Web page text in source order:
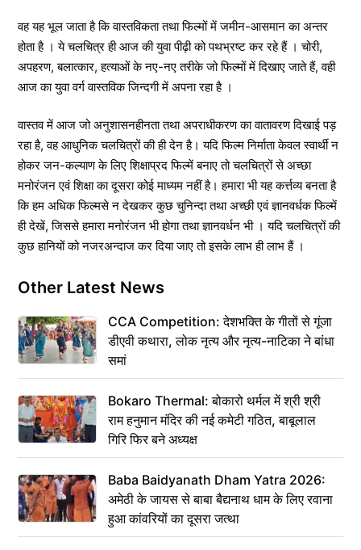
वह यह भूल जाता है कि वास्तविकता तथा फिल्मों में जमीन-आसमान का अन्तर
होता है । ये चलचित्र ही आज की युवा पीढ़ी को पथभ्रष्ट कर रहे हैं । चोरी,
अपहरण, बलात्कार, हत्याओं के नए-नए तरीके जो फिल्मों में दिखाए जाते हैं, वही
आज का युवा वर्ग वास्तविक जिन्दगी में अपना रहा है ।
वास्तव में आज जो अनुशासनहीनता तथा अपराधीकरण का वातावरण दिखाई पड़
रहा है, वह आधुनिक चलचित्रों की ही देन है। यदि फिल्म निर्माता केवल स्वार्थी न
होकर जन-कल्याण के लिए शिक्षाप्रद फिल्में बनाए तो चलचित्रों से अच्छा
मनोरंजन एवं शिक्षा का दूसरा कोई माध्यम नहीं है। हमारा भी यह कर्त्तव्य बनता है
कि हम अधिक फिल्मसे न देखकर कुछ चुनिन्दा तथा अच्छी एवं ज्ञानवर्धक फिल्में
ही देखें, जिससे हमारा मनोरंजन भी होगा तथा ज्ञानवर्धन भी । यदि चलचित्रों की
कुछ हानियों को नजरअन्दाज कर दिया जाए तो इसके लाभ ही लाभ हैं ।
Other Latest News
CCA Competition: देशभक्ति के गीतों से गूंजा
डीएवी कथारा, लोक नृत्य और नृत्य-नाटिका ने बांधा
समां
Bokaro Thermal: बोकारो थर्मल में श्री श्री
राम हनुमान मंदिर की नई कमेटी गठित, बाबूलाल
गिरि फिर बने अध्यक्ष
Baba Baidyanath Dham Yatra 2026:
अमेठी के जायस से बाबा बैद्यनाथ धाम के लिए रवाना
हुआ कांवरियों का दूसरा जत्था